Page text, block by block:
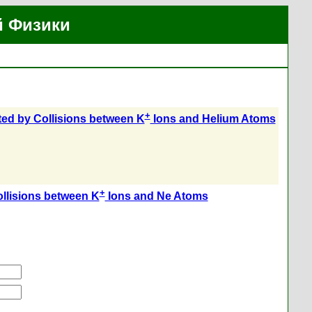
Физики
by Collisions between K+Ions and Helium Atoms
between K+Ions and Ne Atoms